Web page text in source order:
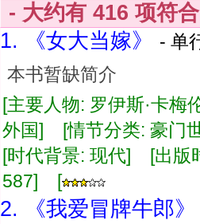
- 大约有 416 项符
1. 《女大当嫁》
- 单
本书暂缺简介
[主要人物: 罗伊斯·卡
外国] [情节分类: 豪门
[时代背景: 现代] [出
587] [
2. 《我爱冒牌牛郎》